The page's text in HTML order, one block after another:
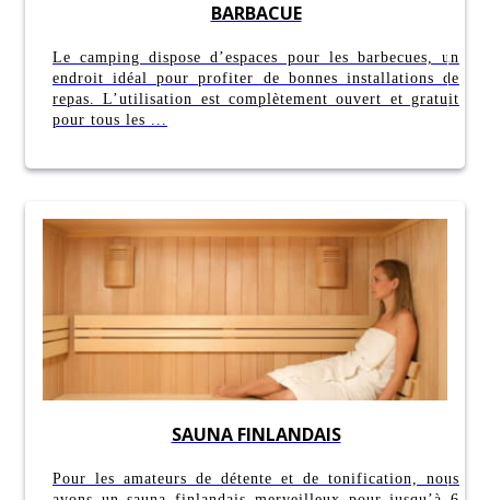
BARBACUE
Le camping dispose d’espaces pour les barbecues, un
endroit idéal pour profiter de bonnes installations de
repas. L’utilisation est complètement ouvert et gratuit
pour tous les ...
SAUNA FINLANDAIS
Pour les amateurs de détente et de tonification, nous